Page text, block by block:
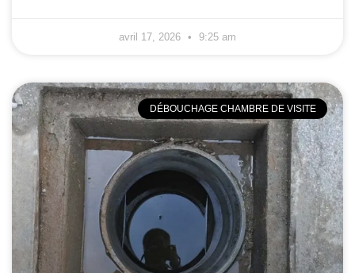
avril 17, 2026 9:25 am
DÉBOUCHAGE CHAMBRE DE VISITE